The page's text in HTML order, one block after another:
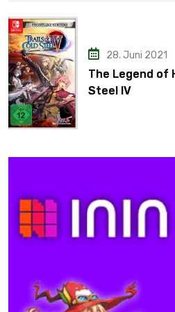
28. Juni 2021
The Legend of
Steel IV